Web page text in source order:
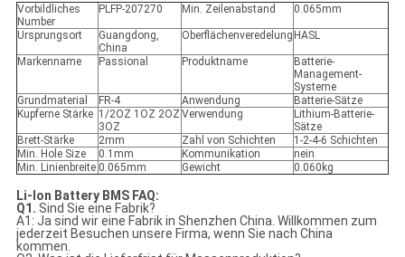
Vorbildliches
Number
PLFP-207270 Min. Zeilenabstand 0.065mm
Ursprungsort
Guangdong,
China
Oberflächenveredelung HASL
Markenname Passional Produktname
Batterie-
Management-
Systeme
Grundmaterial
FR-4 Anwendung
Batterie-Sätze
Kupferne Stärke 1/2OZ 1OZ 2OZ
3OZ
Verwendung
Lithium-Batterie-
Sätze
Brett-Stärke
2mm Zahl von Schichten
1-2-4-6 Schichten
Min. Hole Size
0.1mm Kommunikation
nein
Min. Linienbreite 0.065mm Gewicht 0.060kg
Li-Ion Battery BMS FAQ:
Q1. Sind Sie eine Fabrik?
A1: Ja sind wir eine Fabrik in Shenzhen China. Willkommen zum
jederzeit Besuchen unsere Firma, wenn Sie nach China
kommen.